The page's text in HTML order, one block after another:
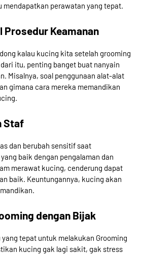
mendapatkan perawatan yang tepat.
Prosedur Keamanan
kalau kucing kita setelah grooming
itu, penting banget buat nanyain
Misalnya, soal penggunaan alat-alat
gimana cara mereka memandikan
Staf
dan berubah sensitif saat
baik dengan pengalaman dan
merawat kucing, cenderung dapat
baik. Keuntungannya, kucing akan
dengan Bijak
tepat untuk melakukan Grooming
kucing gak lagi sakit, gak stress